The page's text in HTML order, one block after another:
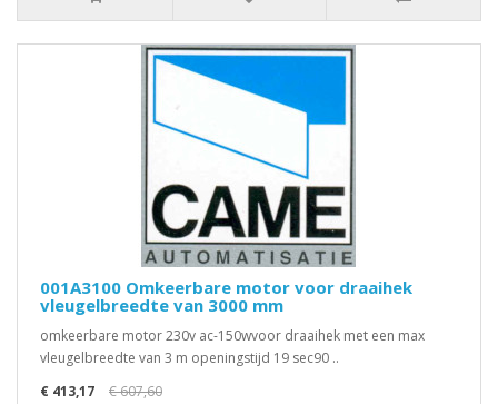
001A3100 Omkeerbare motor voor draaihek
vleugelbreedte van 3000 mm
omkeerbare motor 230v ac-150wvoor draaihek met een max
vleugelbreedte van 3 m openingstijd 19 sec90 ..
€ 413,17
€ 607,60